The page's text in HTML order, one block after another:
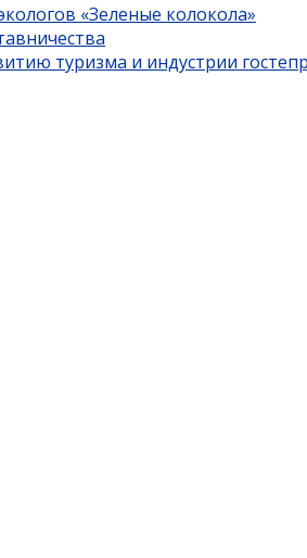
«Зеленые колокола»
туризма и индустрии